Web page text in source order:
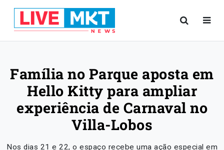
Família no Parque aposta em
Hello Kitty para ampliar
experiência de Carnaval no
Villa-Lobos
Nos dias 21 e 22, o espaço recebe uma ação especial em